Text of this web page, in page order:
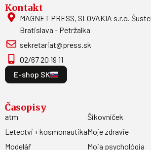
Kontakt
MAGNET PRESS, SLOVAKIA s.r.o.
Bratislava - Petržalka
sekretariat@press.sk
02/67 20 19 11
E-shop SK
Časopisy
atm
Letectví + kosmonautika
Modelář
Šikovníček
Moje zdravie
Moja psychológia